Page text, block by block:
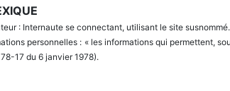
: Internaute se connectant, utilisant le site susnommé.
personnelles : « les informations qui permettent,
78-17 du 6 janvier 1978).